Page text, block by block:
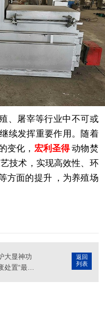
、屠宰等行业中不可或
续发挥重要作用。随着
变化， 宏利圣得 动物焚
技术 ，实现高效性、环
方面的提升
， 为养殖场
返回
列表
大显神功